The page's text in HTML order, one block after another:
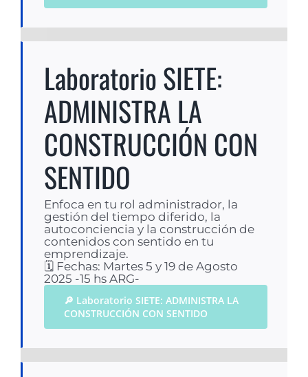
Laboratorio SIETE:
ADMINISTRA LA
CONSTRUCCIÓN CON
SENTIDO
Enfoca en tu rol administrador, la
gestión del tiempo diferido, la
autoconciencia y la construcción de
contenidos con sentido en tu
emprendizaje.
🗓 Fechas: Martes 5 y 19 de Agosto
2025 -15 hs ARG-
🔎 Laboratorio SIETE: ADMINISTRA LA
CONSTRUCCIÓN CON SENTIDO